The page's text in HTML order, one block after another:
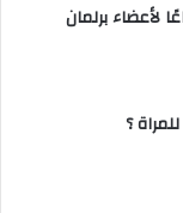
لأعضاء برلمان
؟